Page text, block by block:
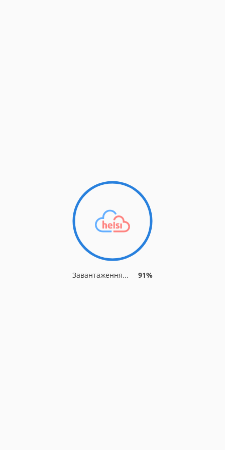
Завантаження... 91%